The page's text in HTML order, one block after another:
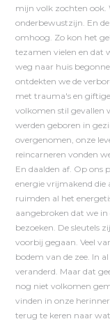
mijn volk zochten ook.
onderbewustzijn. En
omhoog. Zo kon het
tezamen vielen en dat
weg naar huis
ontdekten we de
met trauma's en
volkomen stil gevallen
werden geboren in
overgenomen, onze
reïncarneren vonden
En daalden af. Op ons
energie vrijmakend die
ruimden al het
aangebroken dat we in
bezoeken. De sleutels
voorbij gegaan. Veel
bodem van de zee. In
veranderd. Maar dat
nog niet volkomen
vinden in onze
terug te keren naar